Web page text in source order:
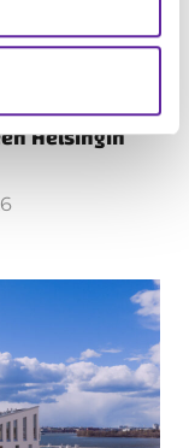
Housing
Helsingin